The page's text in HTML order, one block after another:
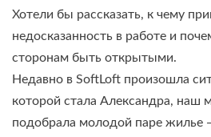
Хотели бы рассказать, к чему
недосказанность в работе и
сторонам быть открытыми.
Недавно в SoftLoft произошла
которой стала Александра, наш
подобрала молодой паре жилье